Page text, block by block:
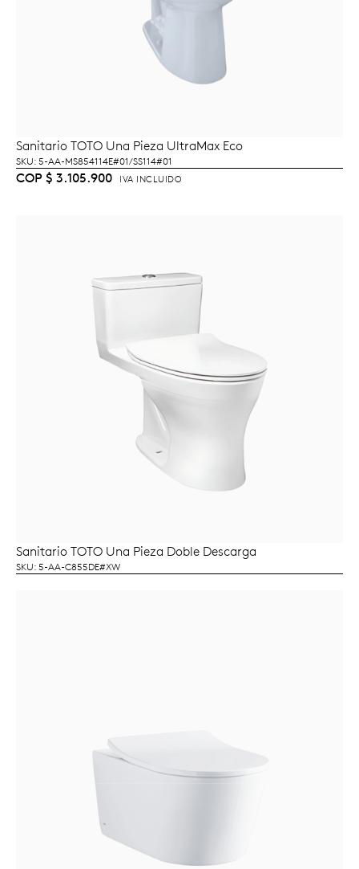
AÑADIR AL CARRITO
Sanitario TOTO Una Pieza UltraMax Eco
SKU: 5-AA-MS854114E#01/SS114#01
COP $ 3.105.900 IVA INCLUIDO
LEER MÁS
Sanitario TOTO Una Pieza Doble Descarga
SKU: 5-AA-C855DE#XW